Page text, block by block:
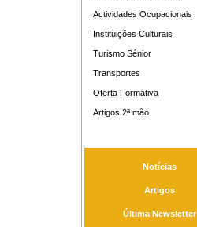
Actividades Ocupacionais
Instituições Culturais
Turismo Sénior
Transportes
Oferta Formativa
Artigos 2ª mão
Notícias
Artigos
Última Newsletter